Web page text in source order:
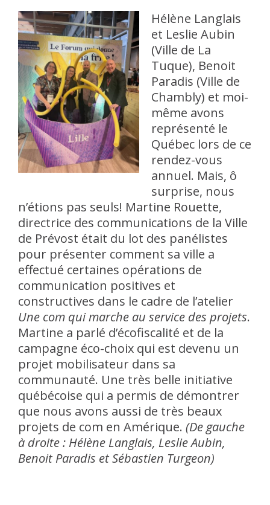
Hélène Langlais
et Leslie Aubin
(Ville de La
Tuque), Benoit
Paradis (Ville de
Chambly) et moi-
même avons
représenté le
Québec lors de ce
rendez-vous
annuel. Mais, ô
surprise, nous
n’étions pas seuls! Martine Rouette,
directrice des communications de la Ville
de Prévost était du lot des panélistes
pour présenter comment sa ville a
effectué certaines opérations de
communication positives et
constructives dans le cadre de l’atelier
Une com qui marche au service des projets.
Martine a parlé d’écofiscalité et de la
campagne éco-choix qui est devenu un
projet mobilisateur dans sa
communauté. Une très belle initiative
québécoise qui a permis de démontrer
que nous avons aussi de très beaux
projets de com en Amérique. (De gauche
à droite : Hélène Langlais, Leslie Aubin,
Benoit Paradis et Sébastien Turgeon)